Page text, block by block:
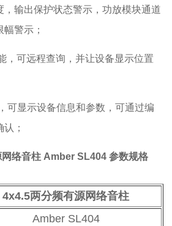
，输出保护状态警示，功放模块通道
警示；
，可远程查询，并让设备显示位置
可显示设备信息和参数，可通过编
；
网络音柱 Amber SL404参数规格
4x4.5两分频有源网络音柱
Amber SL404